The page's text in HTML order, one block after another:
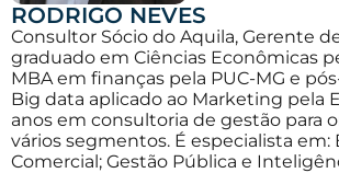
RODRIGO NEVES
Consultor Sócio do Aquila, Gerente
graduado em Ciências Econômicas
MBA em finanças pela PUC-MG e
Big data aplicado ao Marketing pela
anos em consultoria de gestão para
vários segmentos. É especialista em:
Comercial; Gestão Pública e